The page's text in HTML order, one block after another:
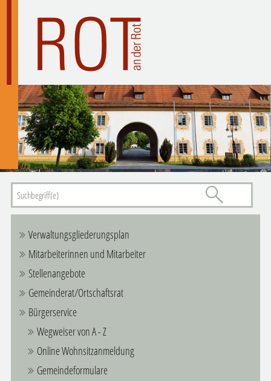
Verwaltungsgliederungsplan
Mitarbeiterinnen und Mitarbeiter
Stellenangebote
Gemeinderat/Ortschaftsrat
Bürgerservice
Wegweiser von A - Z
Online Wohnsitzanmeldung
Gemeindeformulare